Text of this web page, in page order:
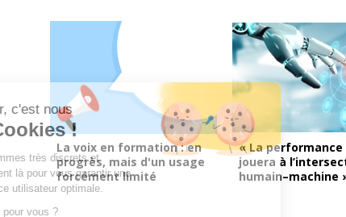
Bonjour, c'est nous
les Cookies !
Nous sommes très discrets et
uniquement là pour vous garantir une
expérience utilisateur optimale.
C'est OK pour vous ?
La voix en formation : en
progrès, mais d'un usage
forcément limité
« La performance
jouera à
humain–machine